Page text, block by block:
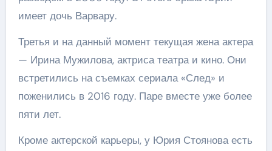
имеет дочь Варвару.
Третья и на данный момент текущая жена актера
— Ирина Мужилова, актриса театра и кино. Они
встретились на съемках сериала «След» и
поженились в 2016 году. Паре вместе уже более
пяти лет.
Кроме актерской карьеры, у Юрия Стоянова есть